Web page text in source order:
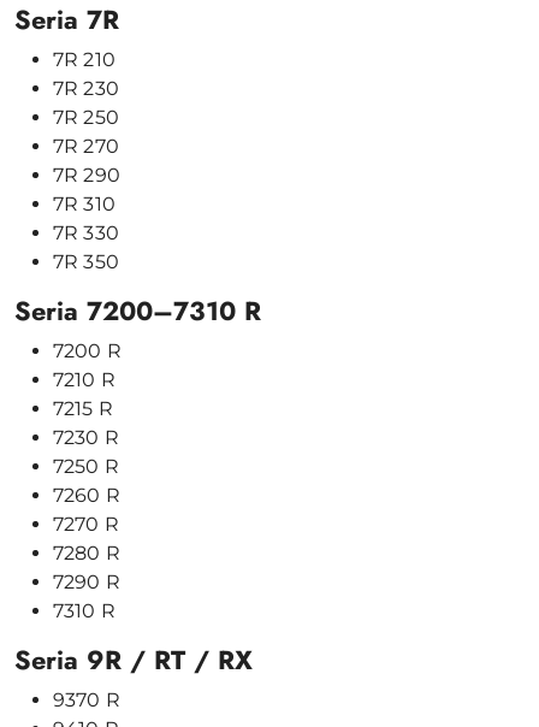
Seria 7R
7R210
7R230
7R250
7R270
7R290
7R310
7R330
7R350
Seria 7200–7310 R
7200 R
7210 R
7215 R
7230 R
7250 R
7260 R
7270 R
7280 R
7290 R
7310 R
Seria 9R / RT / RX
9370 R